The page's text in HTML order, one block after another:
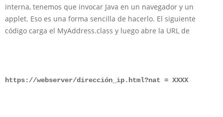
interna, tenemos que invocar Java en un navegador y un
applet. Eso es una forma sencilla de hacerlo. El siguiente
código carga el MyAddress.class y luego abre la URL de
https://webserver/dirección_ip.html?nat = XXXX